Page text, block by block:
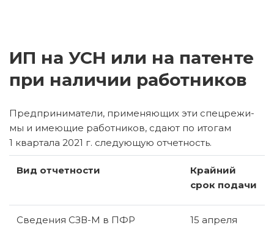
ИП на УСН или на патенте
при наличии работников
Пред­при­ни­ма­те­ли, при­ме­ня­ю­щих эти спец­ре­жи­
мы и име­ю­щие ра­бот­ни­ков, сдают по ито­гам
1 квар­та­ла 2021 г. сле­ду­ю­щую от­чет­ность.
Вид от­чет­но­сти
Край­ний
срок по­да­чи
Све­де­ния СЗВ-М в ПФР 15 ап­ре­ля